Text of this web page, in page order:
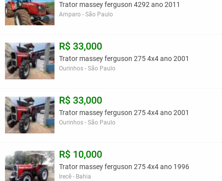
Trator massey ferguson 4292 ano 2011
Amparo - São Paulo
R$ 33,000
Trator massey ferguson 275 4x4 ano 2001
Ourinhos - São Paulo
R$ 33,000
Trator massey ferguson 275 4x4 ano 2001
Ourinhos - São Paulo
R$ 10,000
Trator massey ferguson 275 4x4 ano 1996
Irecê - Bahia